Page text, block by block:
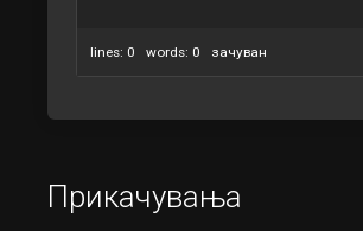
lines: 0 words: 0 зачуван
Прикачувања